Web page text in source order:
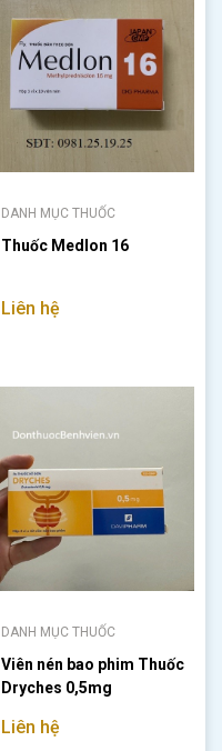
DANH MỤC THUỐC
Thuốc Medlon 16
Liên hệ
DANH MỤC THUỐC
Viên nén bao phim Thuốc
Dryches 0,5mg
Liên hệ